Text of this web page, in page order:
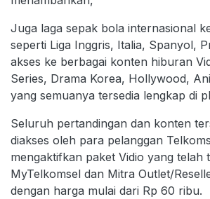
Juga laga sepak bola internasional
seperti Liga Inggris, Italia, Spanyol,
akses ke berbagai konten hiburan
Series, Drama Korea, Hollywood,
yang semuanya tersedia lengkap di
Seluruh pertandingan dan konten
diakses oleh para pelanggan
mengaktifkan paket Vidio yang telah
MyTelkomsel dan Mitra Outlet/
dengan harga mulai dari Rp 60 ribu.